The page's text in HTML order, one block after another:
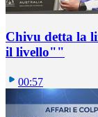
Chivu detta la
il livello""
00:57